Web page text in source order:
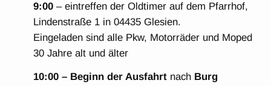
9:00 – eintreffen der Oldtimer auf dem Pfarrhof,
Lindenstraße 1 in 04435 Glesien.
Eingeladen sind alle Pkw, Motorräder und Moped
30 Jahre alt und älter
10:00 – Beginn der Ausfahrt nach Burg